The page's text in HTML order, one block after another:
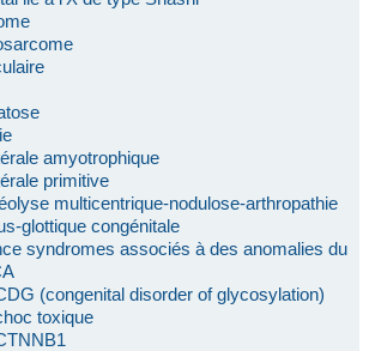
amyotrophique
primitive
multicentrique-nodulose-arthropathie
glottique congénitale
syndromes associés à des anomalies du
(congenital disorder of glycosylation)
toxique